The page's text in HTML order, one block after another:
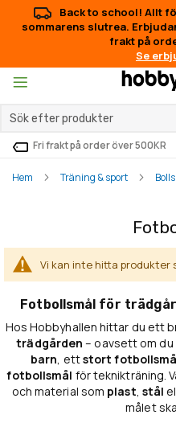
Back to school! Allt
sommarens slutrea.
frakt på
Se
Fri frakt på order över 500KR
Hem Träning & sport
Vi kan inte hitta produkter
Fotbollsmål för
Hos Hobbyhallen hittar du ett
trädgården – oavsett om
barn, ettstort
fotbollsmål för teknikträning.
och material som plast, stål
målet